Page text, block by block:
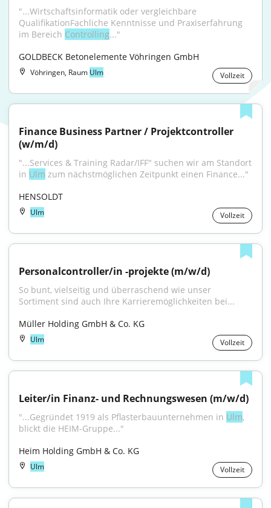
"...Wirtschaftsinformatik oder vergleichbare
QualifikationFachliche Kenntnisse und Praxiserfahrung
im Bereich Controlling..."
GOLDBECK Betonelemente Vöhringen GmbH
Vöhringen, Raum Ulm Vollzeit
Finance Business Partner / Projektcontroller
(w/m/d)
"...Services & Training Radar/IFF" suchen wir am Standort
in Ulm zum nächstmöglichen Zeitpunkt einen Finance..."
HENSOLDT
Ulm Vollzeit
Personalcontroller/in -projekte (m/w/d)
So bunt, vielseitig und überraschend wie unser
Sortiment sind auch Ihre Karrieremöglichkeiten bei...
Müller Holding GmbH & Co. KG
Ulm Vollzeit
Leiter/in Finanz- und Rechnungswesen (m/w/d)
"...Gegründet 1919 als Pflasterbauunternehmen in Ulm,
blickt die HEIM-Gruppe..."
Heim Holding GmbH & Co. KG
Ulm Vollzeit